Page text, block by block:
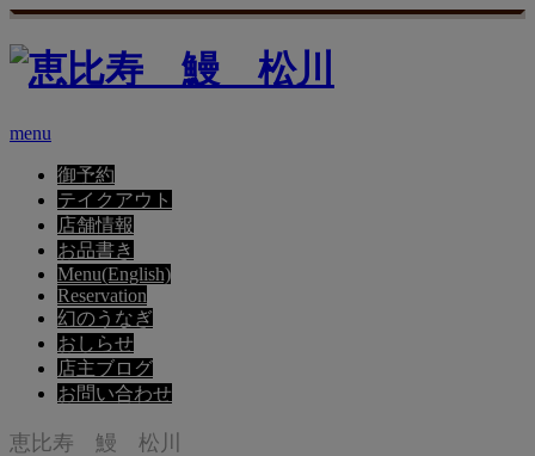
menu
御予約
テイクアウト
店舗情報
お品書き
Menu(English)
Reservation
幻のうなぎ
おしらせ
店主ブログ
お問い合わせ
恵比寿 鰻 松川